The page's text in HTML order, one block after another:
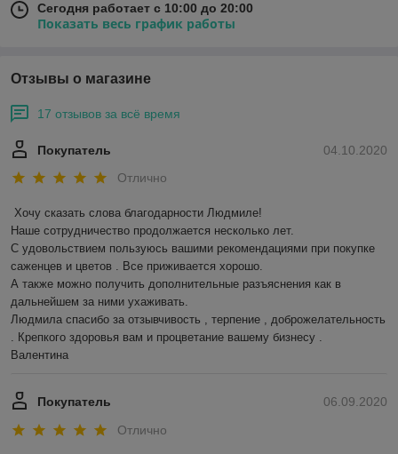
Сегодня работает с 10:00 до 20:00
Показать весь график работы
Отзывы о магазине
17 отзывов за всё время
04.10.2020
Покупатель
Отлично
Хочу сказать слова благодарности Людмиле!
Наше сотрудничество продолжается несколько лет.
С удовольствием пользуюсь вашими рекомендациями при покупке
саженцев и цветов . Все приживается хорошо.
А также можно получить дополнительные разъяснения как в
дальнейшем за ними ухаживать.
Людмила спасибо за отзывчивость , терпение , доброжелательность
. Крепкого здоровья вам и процветание вашему бизнесу .
Валентина
06.09.2020
Покупатель
Отлично